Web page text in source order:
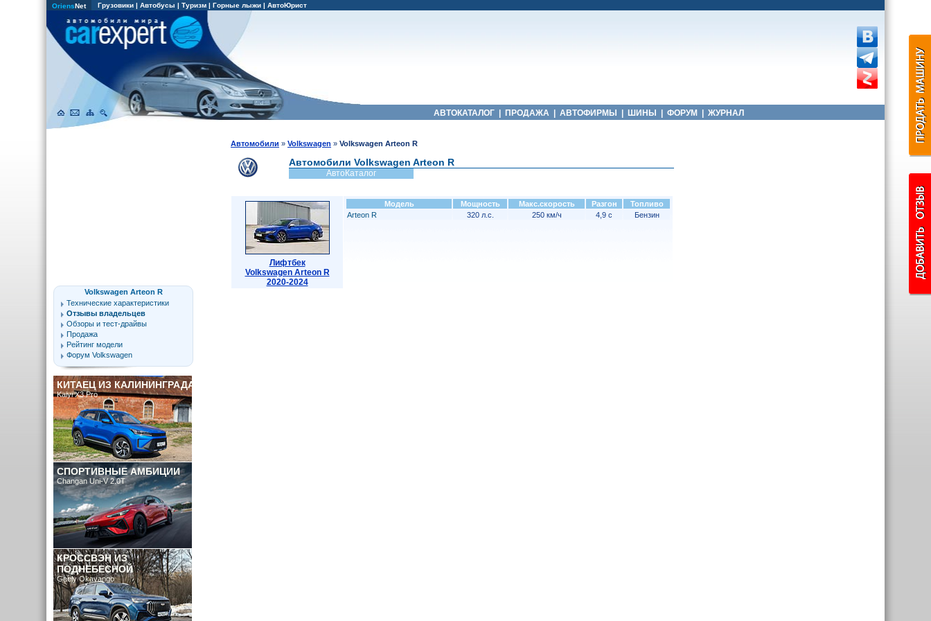
OriensNet Грузовики | Автобусы | Туризм | Горные лыжи | АвтоЮрист
АВТОКАТАЛОГ ПРОДАЖА АВТОФИРМЫ ШИНЫ ФОРУМ ЖУРНАЛ
Volkswagen Arteon R
Технические характеристики
Отзывы владельцев
Обзоры и тест-драйвы
Продажа
Рейтинг модели
Форум Volkswagen
КИТАЕЦ ИЗ КАЛИНИНГРАДА
Kaiyi X3 Pro
СПОРТИВНЫЕ АМБИЦИИ
Changan Uni-V 2.0T
КРОССВЭН ИЗ
ПОДНЕБЕСНОЙ
Geely Okavango
Автомобили » Volkswagen » Volkswagen Arteon R
Автомобили Volkswagen Arteon R
АвтоКаталог
Лифтбек
Volkswagen Arteon R
2020-2024
Модель Мощность Макс.скорость Разгон
Топливо
Arteon R
320 л.с. 250 км/ч 4,9 с Бензин